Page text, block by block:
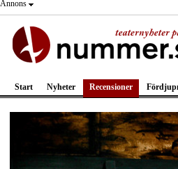
Annons
Start Nyheter Recensioner